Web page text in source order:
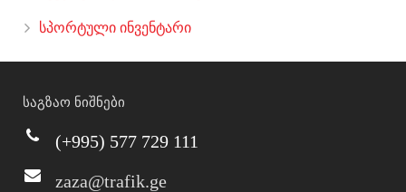
სპორტული ინვენტარი
საგზაო ნიშნები
(+995) 577 729 111
zaza@trafik.ge